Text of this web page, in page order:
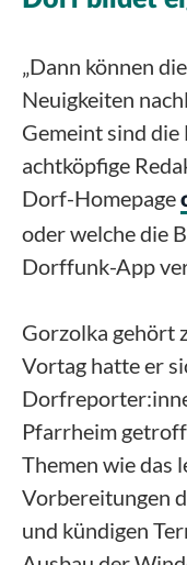
„Dann können
Neuigkeiten
Gemeint sind die
achtköpfige
Dorf-Homepage
oder welche die
Dorffunk-App
Gorzolka gehört
Vortag hatte er
Pfarrheim
Themen wie das
Vorbereitungen
und kündigen